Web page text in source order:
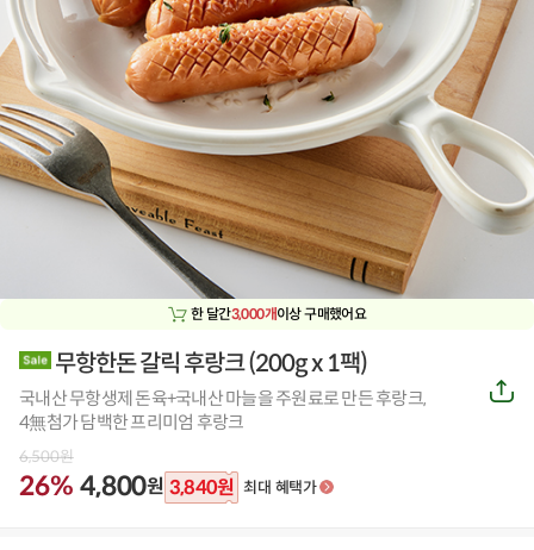
한 달간3,000개이상 구매했어요
무항한돈 갈릭 후랑크(200g x 1팩)
국내산 무항생제 돈육+국내산 마늘을 주원료로 만든 후랑크,
4無첨가 담백한 프리미엄 후랑크
6,500원
26% 4,800원 3,840원 최대 혜택가
공
유